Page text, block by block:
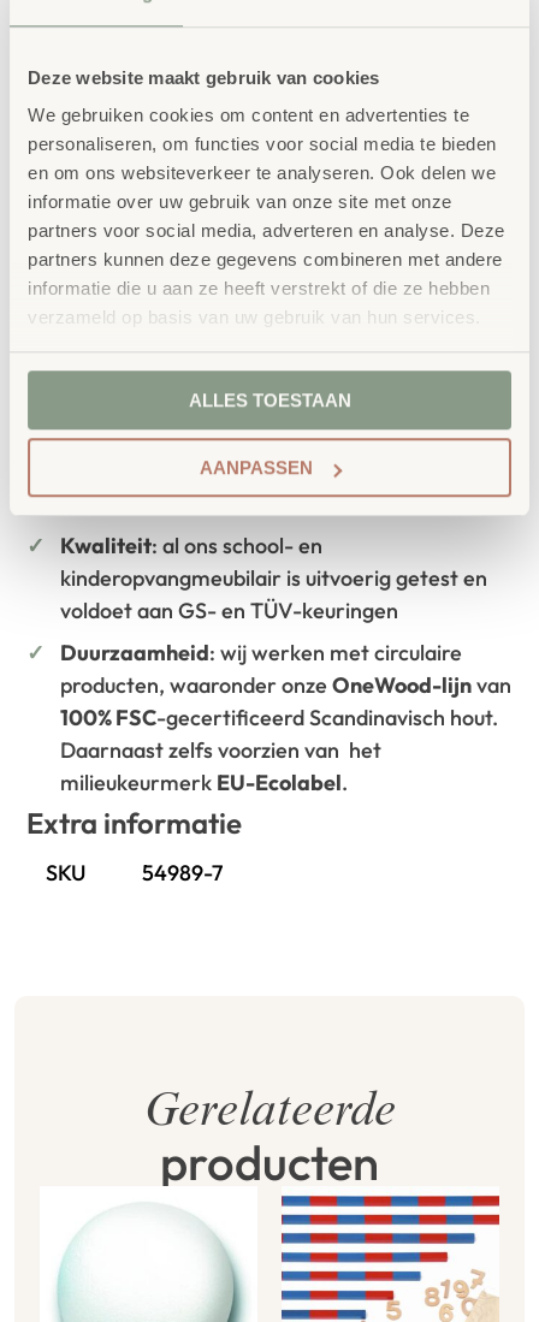
Deze website maakt gebruik van cookies
We gebruiken cookies om content en advertenties te
personaliseren, om functies voor social media te bieden
en om ons websiteverkeer te analyseren. Ook delen we
informatie over uw gebruik van onze site met onze
partners voor social media, adverteren en analyse. Deze
partners kunnen deze gegevens combineren met andere
informatie die u aan ze heeft verstrekt of die ze hebben
verzameld op basis van uw gebruik van hun services.
ALLES TOESTAAN
AANPASSEN
Vertrouwdbestellen bij School
Concept
School Concept is de specialist in
onderwijsmeubilair. Wij geloven dat een
leeromgeving inspireert wanneer deze
aansluit bij de behoeften van kinderen én
leerkrachten.
Waarom School Concept?
: ieder project start vanuit uw idee
en onze ervaring
Kwaliteit: al ons school- en
kinderopvangmeubilair is uitvoerig getest en
voldoet aan GS- en TÜV-keuringen
Duurzaamheid: wij werken met circulaire
producten, waaronder onzeOneWood-lijnvan
100% FSC-gecertificeerd Scandinavisch hout.
Daarnaast zelfs voorzien van het
milieukeurmerk EU-Ecolabel.
Extra informatie
SKU 54989-7
Gerelateerde
producten